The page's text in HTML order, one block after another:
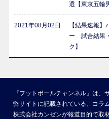
選【東京五輪
2021年08月02日
【結果速報
ー 試合結果
ク】
『フットボールチャンネル』は、
弊サイトに記載されている、コラ
株式会社カンゼンが報道目的で取